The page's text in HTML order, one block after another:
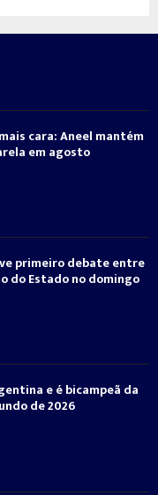
cara: Aneel mantém
em agosto
primeiro debate entre
do Estado no domingo
e é bicampeã da
de 2026